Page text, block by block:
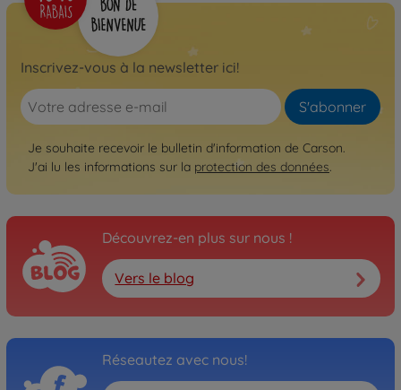
Inscrivez-vous à la newsletter ici!
S'abonner
Je souhaite recevoir le bulletin d'information de Carson.
J'ai lu les informations sur la protection des données.
Découvrez-en plus sur nous !
Vers le blog
Réseautez avec nous!